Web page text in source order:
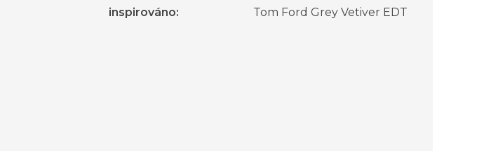
inspirováno: Tom Ford Grey Vetiver EDT